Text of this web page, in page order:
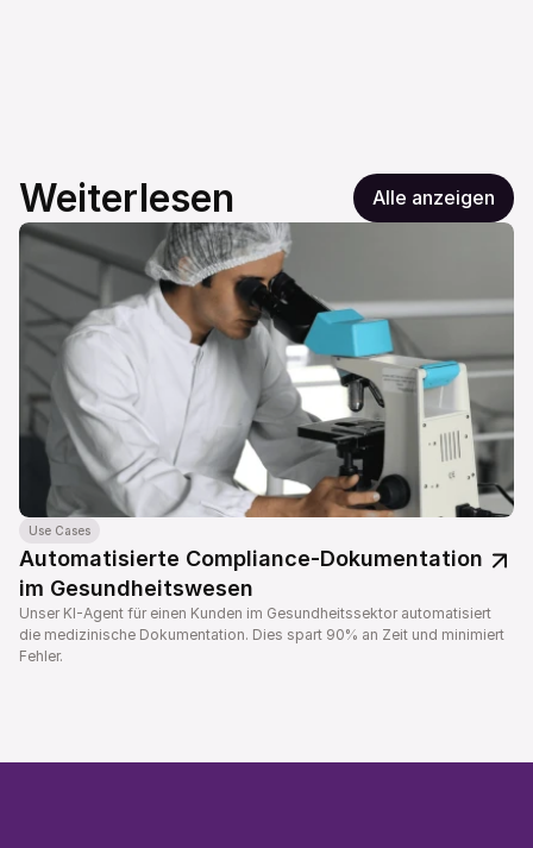
Weiterlesen Alle anzeigen
Use Cases
Automatisierte Compliance-Dokumentation
im Gesundheitswesen
Unser KI-Agent für einen Kunden im Gesundheitssektor automatisiert
die medizinische Dokumentation. Dies spart 90% an Zeit und minimiert
Fehler.